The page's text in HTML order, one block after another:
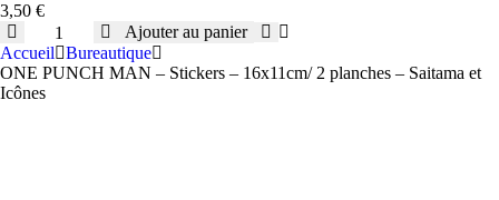
3,50 €
quantité
de
ONE
PUNCH
Ajouter au panier
Accueil
Bureautique
ONE PUNCH MAN – Stickers – 16x11cm/ 2 planches – Saitama et
Icônes